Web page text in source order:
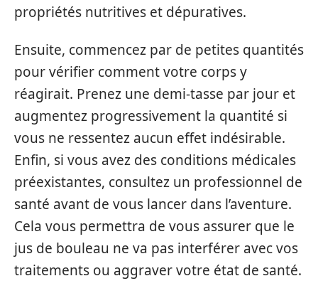
propriétés nutritives et dépuratives.
Ensuite, commencez par de petites quantités
pour vérifier comment votre corps y
réagirait. Prenez une demi-tasse par jour et
augmentez progressivement la quantité si
vous ne ressentez aucun effet indésirable.
Enfin, si vous avez des conditions médicales
préexistantes, consultez un professionnel de
santé avant de vous lancer dans l’aventure.
Cela vous permettra de vous assurer que le
jus de bouleau ne va pas interférer avec vos
traitements ou aggraver votre état de santé.